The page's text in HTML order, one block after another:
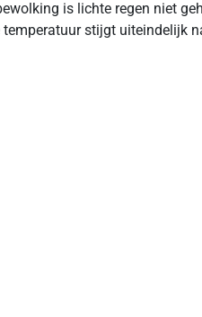
is lichte regen niet
stijgt uiteindelijk